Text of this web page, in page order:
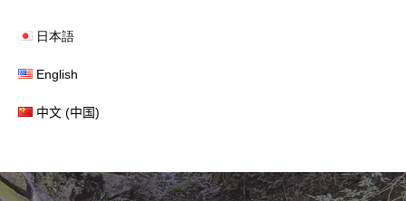
日本語
English
中文 (中国)